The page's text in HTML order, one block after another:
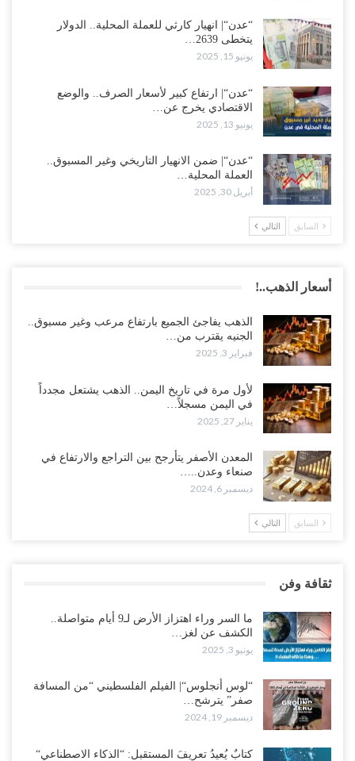
“عدن“| انهيار كارثي للعملة المحلية.. الدولار
يتخطى 2639…
يونيو 15, 2025
“عدن“| ارتفاع كبير لأسعار الصرف.. والوضع
الاقتصادي يخرج عن…
يونيو 13, 2025
“عدن“| ضمن الانهيار التاريخي وغير المسبوق..
العملة المحلية…
أبريل 30, 2025
السابق التالي
أسعار الذهب..!
الذهب يفاجئ الجميع بارتفاع مرعب وغير مسبوق..
الجنيه يقترب من…
فبراير 3, 2025
لأول مرة في تاريخ اليمن.. الذهب يشتعل مجدداً
في اليمن مسجلاً…
يناير 27, 2025
المعدن الأصفر يتأرجح بين التراجع والارتفاع في
صنعاء وعدن..…
ديسمبر 6, 2024
السابق التالي
ثقافة وفن
ما السر وراء اهتزاز الأرض لـ9 أيام متواصلة..
الكشف عن لغز…
يونيو 3, 2025
“لوس أنجلوس“| الفيلم الفلسطيني “من المسافة
صفر” يترشح…
ديسمبر 19, 2024
كتابٌ يُعيدُ تعريفَ المستقبل: “الذكاء الاصطناعي“